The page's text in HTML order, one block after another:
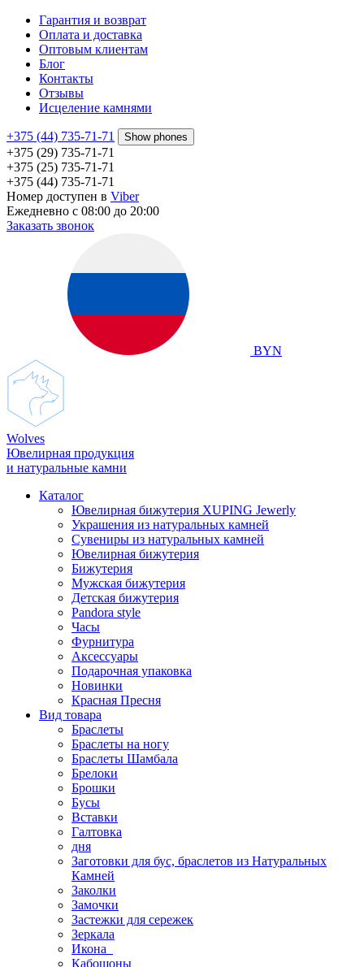
Гарантия и возврат
Оплата и доставка
Оптовым клиентам
Блог
Контакты
Отзывы
Исцеление камнями
+375 (44) 735-71-71 Show phones
+375 (29) 735-71-71
+375 (25) 735-71-71
+375 (44) 735-71-71
Номер доступен в Viber
Ежедневно с 08:00 до 20:00
Заказать звонок
BYN
Wolves
Ювелирная продукция
и натуральные камни
Каталог
Ювелирная бижутерия XUPING Jewerly
Украшения из натуральных камней
Сувениры из натуральных камней
Ювелирная бижутерия
Бижутерия
Мужская бижутерия
Детская бижутерия
Pandora style
Часы
Фурнитура
Аксеcсуары
Подарочная упаковка
Новинки
Красная Пресня
Вид товара
Браслеты
Браслеты на ногу
Браслеты Шамбала
Брелоки
Брошки
Бусы
Вставки
Галтовка
дня
Заготовки для бус, браслетов из Натуральных
Камней
Заколки
Замочки
Застежки для сережек
Зеркала
Икона
Кабошоны